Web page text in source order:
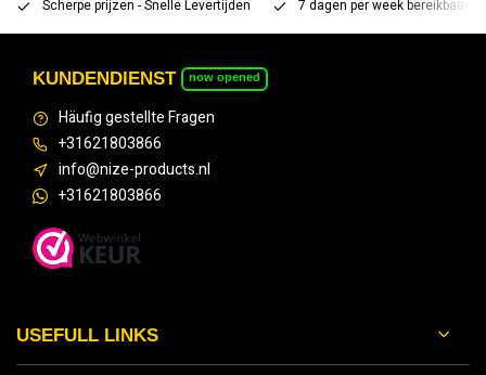
Scherpe prijzen - Snelle Levertijden 7 dagen per week bereikbaar
KUNDENDIENST now opened
Häufig gestellte Fragen
+31621803866
info@nize-products.nl
+31621803866
USEFULL LINKS